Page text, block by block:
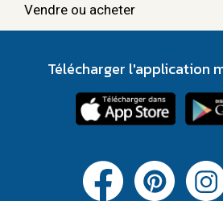
Vendre ou acheter
Télécharger l'application